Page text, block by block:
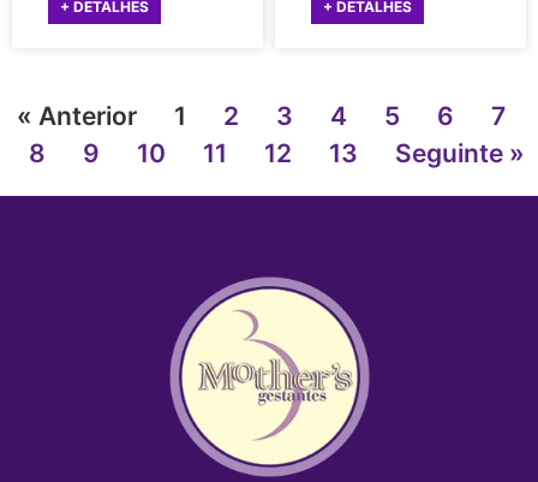
+ DETALHES + DETALHES
« Anterior 1 2 3 4 5 6
7
8
9 10 11 12 13 Seguinte »